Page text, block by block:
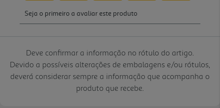
Deve confirmar a informação no rótulo do artigo.
Devido a possíveis alterações de embalagens e/ou rótulos,
deverá considerar sempre a informação que acompanha o
produto que recebe.